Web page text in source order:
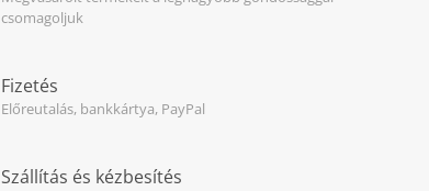
csomagoljuk
Fizetés
Előreutalás, bankkártya, PayPal
Szállítás és kézbesítés